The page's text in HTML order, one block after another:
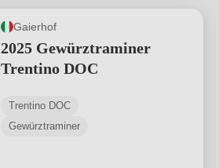
Gaierhof
2025 Gewürztraminer
Trentino DOC
Trentino DOC
Gewürztraminer